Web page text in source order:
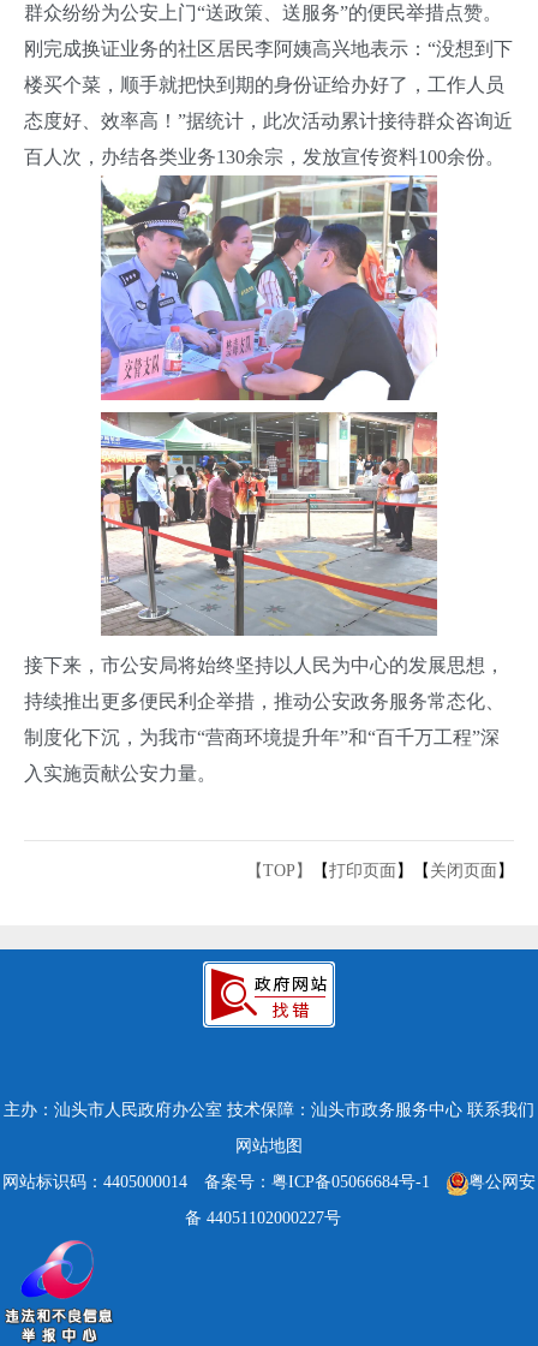
群众纷纷为公安上门“送政策、送服务”的便民举措点赞。
刚完成换证业务的社区居民李阿姨高兴地表示：“没想到下
楼买个菜，顺手就把快到期的身份证给办好了，工作人员
态度好、效率高！”据统计，此次活动累计接待群众咨询近
百人次，办结各类业务130余宗，发放宣传资料100余份。
接下来，市公安局将始终坚持以人民为中心的发展思想，
持续推出更多便民利企举措，推动公安政务服务常态化、
制度化下沉，为我市“营商环境提升年”和“百千万工程”深
入实施贡献公安力量。
【TOP】 【打印页面 】【 关闭页面 】
主办：汕头市人民政府办公室 技术保障：汕头市政务服务中心 联系我们
网站地图
网站标识码：4405000014
备案号：粤ICP备05066684号-1
粤公网安
备 44051102000227号